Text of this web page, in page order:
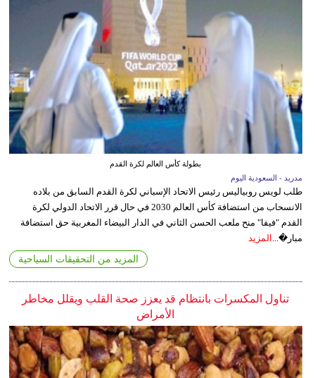
بطولة كأس العالم لكرة القدم
مدريد - السعودية اليوم
طلب لويس روبياليس رئيس الاتحاد الإسباني لكرة القدم السابق من بلاده
الانسحاب من استضافة كأس العالم 2030 في حال قرر الاتحاد الدولي لكرة
القدم "فيفا" منح ملعب الحسن الثاني في الدار البيضاء المغربية حق استضافة
مبار�... المزيد
المزيد من التحقيقات السياحية
تناول المكسرات بانتظام قد يعزز صحة القلب ويقلل مخاطر
الأمراض